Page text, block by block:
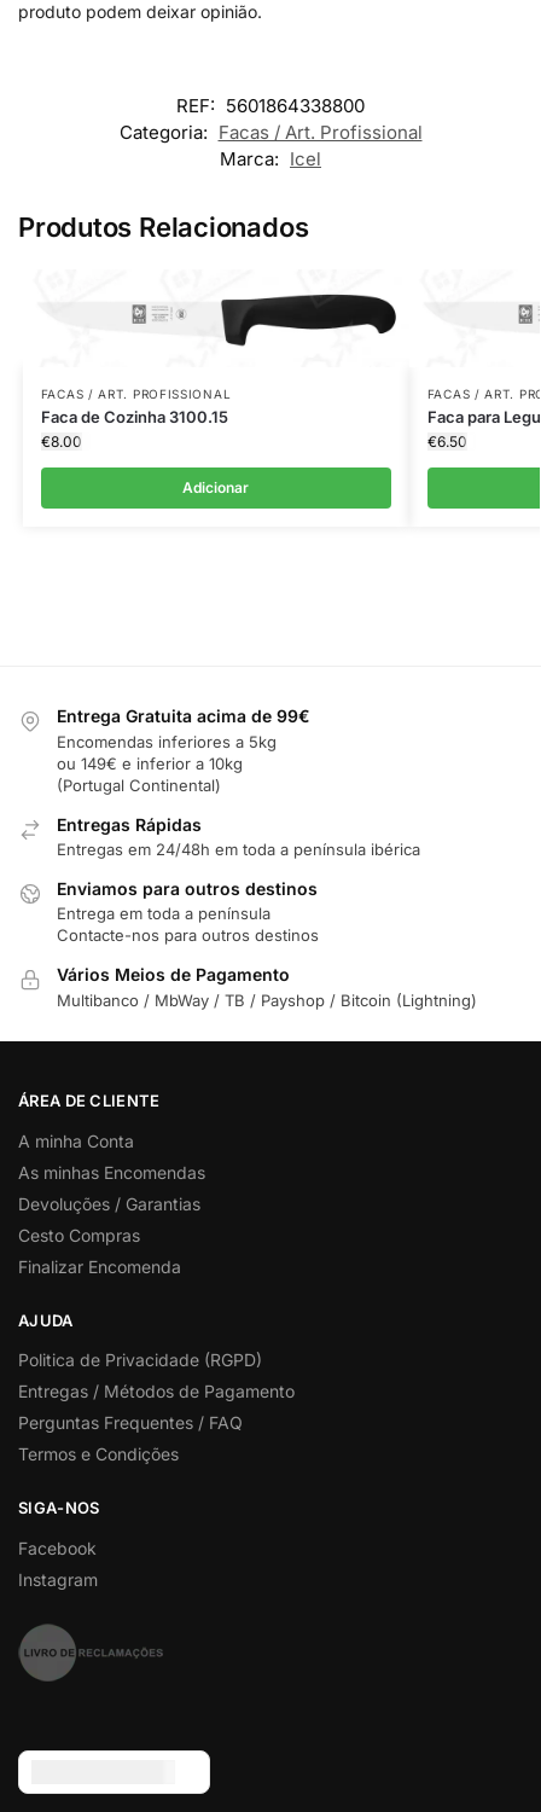
produto podem deixar opinião.
REF: 5601864338800
Categoria: Facas / Art. Profissional
Marca: Icel
Produtos Relacionados
FACAS / ART. PROFISSIONAL
Faca de Cozinha 3100.15
€8.00
Adicionar
FACAS / ART.
Faca para
€6.50
Entrega Gratuita acima de 99€
Encomendas inferiores a 5kg
ou 149€ e inferior a 10kg
(Portugal Continental)
Entregas Rápidas
Entregas em 24/48h em toda a península ibérica
Enviamos para outros destinos
Entrega em toda a península
Contacte-nos para outros destinos
Vários Meios de Pagamento
Multibanco / MbWay / TB / Payshop / Bitcoin (Lightning)
ÁREA DE CLIENTE
A minha Conta
As minhas Encomendas
Devoluções / Garantias
Cesto Compras
Finalizar Encomenda
AJUDA
Politica de Privacidade (RGPD)
Entregas / Métodos de Pagamento
Perguntas Frequentes / FAQ
Termos e Condições
SIGA-NOS
Facebook
Instagram